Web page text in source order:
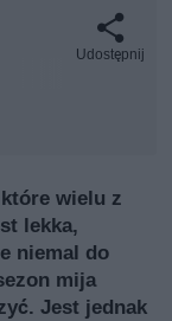
Udostępnij
wielu z
lekka,
niemal do
mija
Jest jednak